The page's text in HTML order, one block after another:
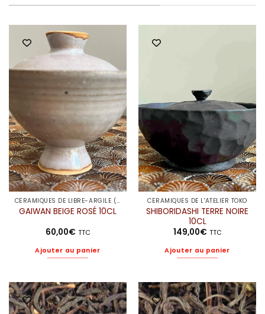
CÉRAMIQUES DE LIBRE-ARGILE (ELODIE)
GAIWAN BEIGE ROSÉ 10CL
60,00€ TTC
Ajouter au panier
CÉRAMIQUES DE L'ATELIER TOKO
SHIBORIDASHI TERRE NOIRE
10CL
149,00€ TTC
Ajouter au panier